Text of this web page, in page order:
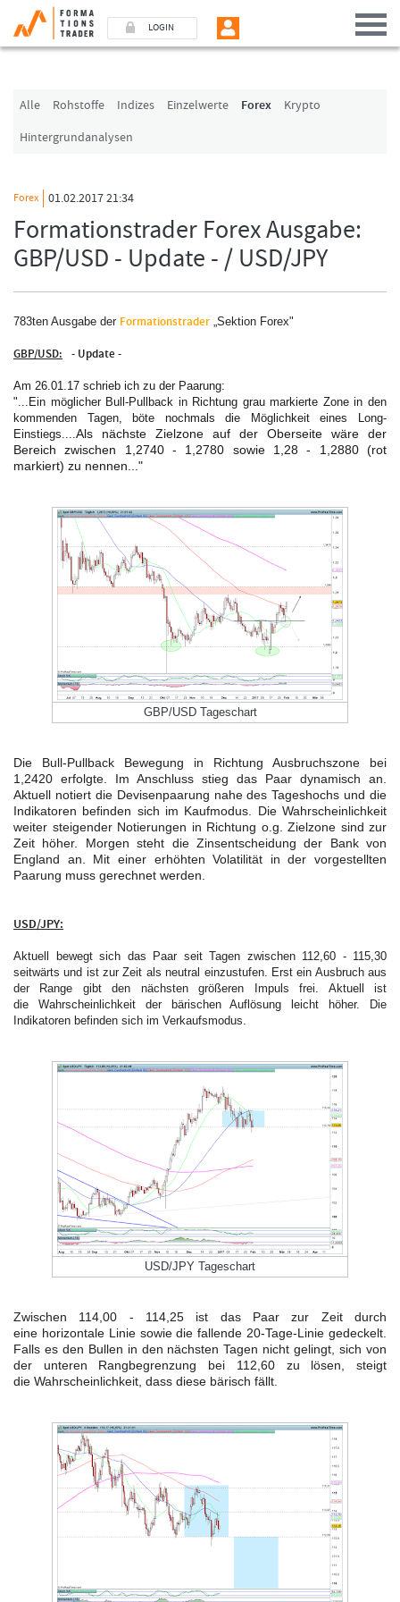
LOGIN
Alle Rohstoffe Indizes Einzelwerte Forex
Krypto
Hintergrundanalysen
Forex 01.02.2017 21:34
Formationstrader Forex Ausgabe:
GBP/USD - Update - / USD/JPY
783ten Ausgabe der Formationstrader „Sektion Forex"
GBP/USD: - Update -
Am 26.01.17 schrieb ich zu der Paarung:
"...Ein möglicher Bull-Pullback in Richtung grau markierte Zone in den
kommenden Tagen, böte nochmals die Möglichkeit eines Long-
Einstiegs....Als nächste Zielzone auf der Oberseite wäre der
Bereich zwischen 1,2740 - 1,2780 sowie 1,28 - 1,2880 (rot
markiert) zu nennen..."
GBP/USD Tageschart
Die Bull-Pullback Bewegung in Richtung Ausbruchszone bei
1,2420 erfolgte. Im Anschluss stieg das Paar dynamisch an.
Aktuell notiert die Devisenpaarung nahe des Tageshochs und die
Indikatoren befinden sich im Kaufmodus. Die Wahrscheinlichkeit
weiter steigender Notierungen in Richtung o.g. Zielzone sind zur
Zeit höher. Morgen steht die Zinsentscheidung der Bank von
England an. Mit einer erhöhten Volatilität in der vorgestellten
Paarung muss gerechnet werden.
USD/JPY:
Aktuell bewegt sich das Paar seit Tagen zwischen 112,60 - 115,30
seitwärts und ist zur Zeit als neutral einzustufen. Erst ein Ausbruch aus
der Range gibt den nächsten größeren Impuls frei. Aktuell ist
die Wahrscheinlichkeit der bärischen Auflösung leicht höher. Die
Indikatoren befinden sich im Verkaufsmodus.
USD/JPY Tageschart
Zwischen 114,00 - 114,25 ist das Paar zur Zeit durch
eine horizontale Linie sowie die fallende 20-Tage-Linie gedeckelt.
Falls es den Bullen in den nächsten Tagen nicht gelingt, sich von
der unteren Rangbegrenzung bei 112,60 zu lösen, steigt
die Wahrscheinlichkeit, dass diese bärisch fällt.
Benutzer (E-Mail-Adresse in Kleinschrift)
Angemeldet bleiben
LOGIN
Passwort vergessen
Ich bin neu, und jetzt?
Das Formationstrader Programm bietet unterschiedliche User-Pakete. Bitte
klicken Sie unten auf „Formationstrader werden“, und finden Sie auf
unserem Online-Shop das passende Angebot.
FORMATIONSTRADER WERDEN